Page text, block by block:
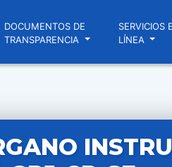
DOCUMENTOS DE
TRANSPARENCIA
SERVICIOS
LÍNEA